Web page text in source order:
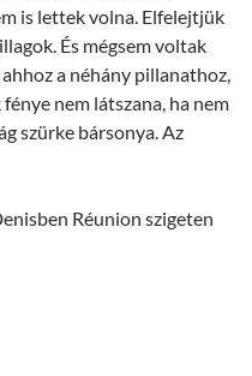
is lettek volna. Elfelejtjük
És mégsem voltak
a néhány pillanathoz,
nem látszana, ha nem
szürke bársonya. Az
Réunion szigeten